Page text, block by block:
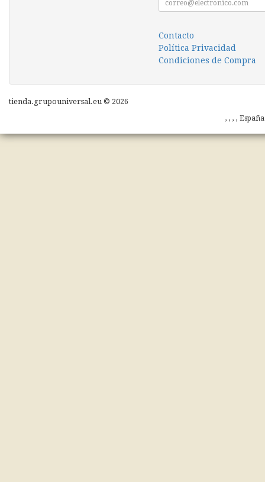
Contacto
Política Privacidad
Condiciones de Compra
tienda.grupouniversal.eu © 2026
, , , ,